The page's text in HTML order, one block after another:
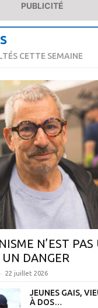
PUBLICITÉ
CETTE SEMAINE
N’EST PAS
DANGER
- 22 juillet 2026
JEUNES GAIS,
À DOS…